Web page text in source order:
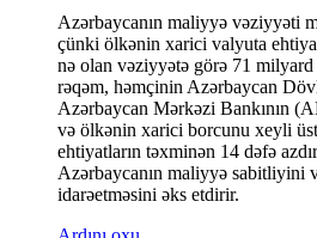
Azərbaycanın maliyyə vəziyyəti
çünki ölkənin xarici valyuta
nə olan vəziyyətə görə 71
rəqəm, həmçinin Azərbaycan
Azərbaycan Mərkəzi Bankının
və ölkənin xarici borcunu xeyli
ehtiyatların təxminən 14 dəfə
Azərbaycanın maliyyə sabitliyini
idarəetməsini əks etdirir.